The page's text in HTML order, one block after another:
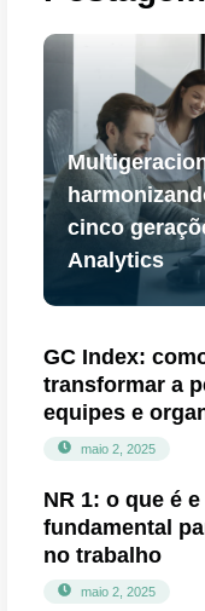
cinco
Analytics
GC Index:
transformar a
equipes e
maio 2, 2025
NR 1: o que é
fundamental
no trabalho
maio 2, 2025